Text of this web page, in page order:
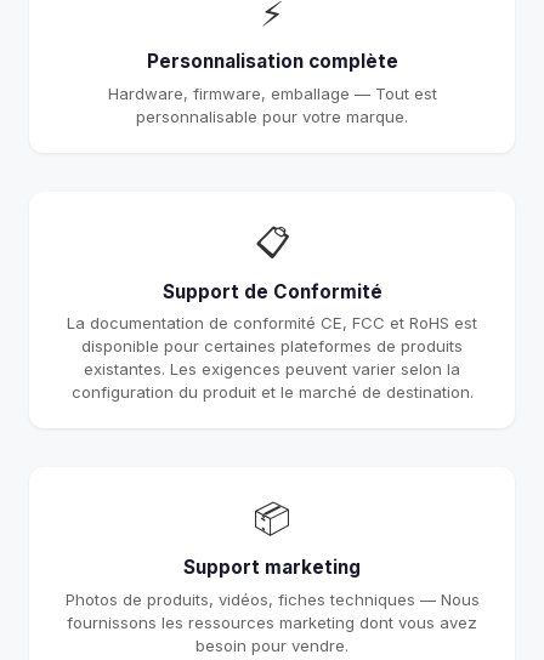
⚡
Personnalisation complète
Hardware, firmware, emballage — Tout est
personnalisable pour votre marque.
📋
Support de Conformité
La documentation de conformité CE, FCC et RoHS est
disponible pour certaines plateformes de produits
existantes. Les exigences peuvent varier selon la
configuration du produit et le marché de destination.
📦
Support marketing
Photos de produits, vidéos, fiches techniques — Nous
fournissons les ressources marketing dont vous avez
besoin pour vendre.